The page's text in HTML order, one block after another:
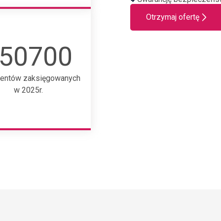
zaksięgowanych
w 2025r.
Otrzymaj ofertę